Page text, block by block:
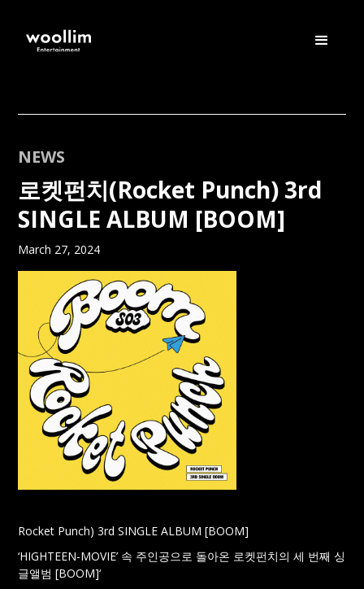
NEWS
로켓펀치(Rocket Punch) 3rd
SINGLE ALBUM [BOOM]
March 27, 2024
Rocket Punch) 3rd SINGLE ALBUM [BOOM]
‘HIGHTEEN-MOVIE’ 속 주인공으로 돌아온 로켓펀치의 세 번째 싱
글앨범 [BOOM]‘